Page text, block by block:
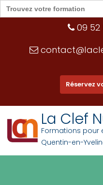
Search
for:
09 52
Réservez
La Clef
Formations pour
Quentin-en-